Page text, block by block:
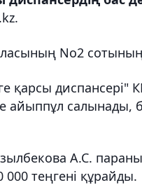
No2
қарсы диспансері"
айыппұл салынады,
А.С.
теңгені құрайды.